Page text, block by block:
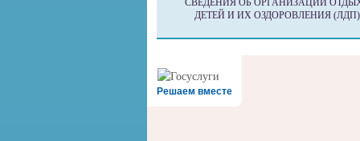
СВЕДЕНИЯ ОБ ОРГАНИЗАЦИИ
ДЕТЕЙ И ИХ ОЗДОРОВЛЕНИЯ (ЛДП)
Решаем вместе